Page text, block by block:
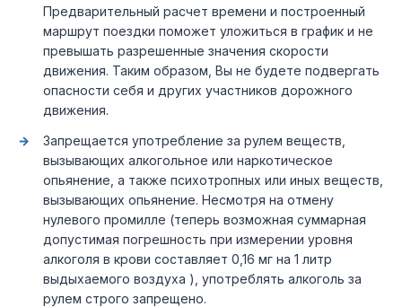
Предварительный расчет времени и построенный
маршрут поездки поможет уложиться в график и не
превышать разрешенные значения скорости
движения. Таким образом, Вы не будете подвергать
опасности себя и других участников дорожного
движения.
Запрещается употребление за рулем веществ,
вызывающих алкогольное или наркотическое
опьянение, а также психотропных или иных веществ,
вызывающих опьянение. Несмотря на отмену
нулевого промилле (теперь возможная суммарная
допустимая погрешность при измерении уровня
алкоголя в крови составляет 0,16 мг на 1 литр
выдыхаемого воздуха ), употреблять алкоголь за
рулем строго запрещено.